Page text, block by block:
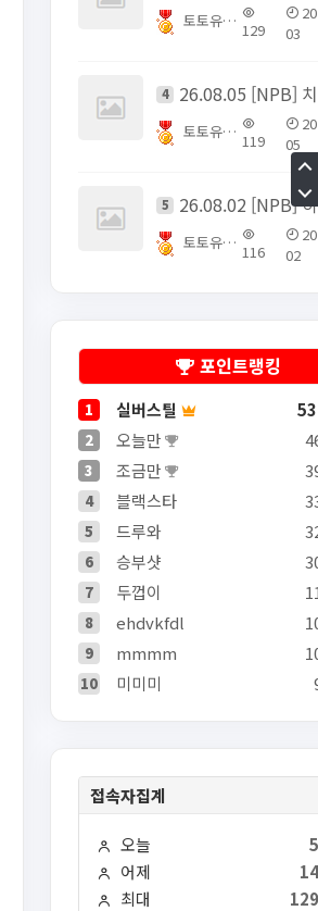
토토유픽스터 129
03
4
토토유픽스터 119
05
5
토토유픽스터 116
02
포인트랭킹
1 실버스틸
2 오늘만
3 조금만
4 블랙스타
5 드루와
6 승부샷
7 두껍이
8 ehdvkfdl
9 mmmm
10 미미미
접속자집계
오늘
어제
최대